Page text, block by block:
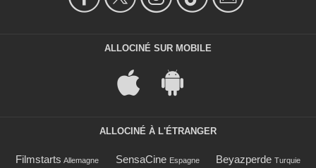
ALLOCINÉ SUR MOBILE
ALLOCINÉ À L'ÉTRANGER
Filmstarts Allemagne SensaCine Espagne Beyazperde Turquie